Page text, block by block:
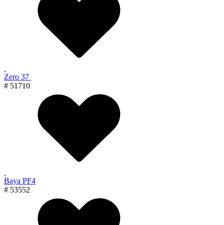
Zero 37
# 51710
Baya PF4
# 53552